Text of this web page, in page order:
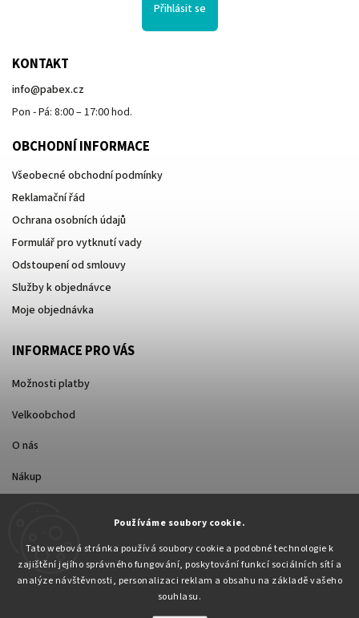
Používáme soubory cookie.
Tato webová stránka používá soubory cookie a podobné technologie k
zajištění jejího správného fungování, poskytování funkcí sociálních sítí a
analýze návštěvnosti, personalizaci reklam a obsahu na základě vašeho
souhlasu.
Přihlásit se
KONTAKT
info@pabex.cz
Pon - Pá: 8:00 – 17:00 hod.
OBCHODNÍ INFORMACE
Všeobecné obchodní podmínky
Reklamační řád
Ochrana osobních údajů
Formulář pro vytknutí vady
Odstoupení od smlouvy
Služby k objednávce
Moje objednávka
INFORMACE PRO VÁS
Možnosti platby
Velkoobchod
O nás
Nákup